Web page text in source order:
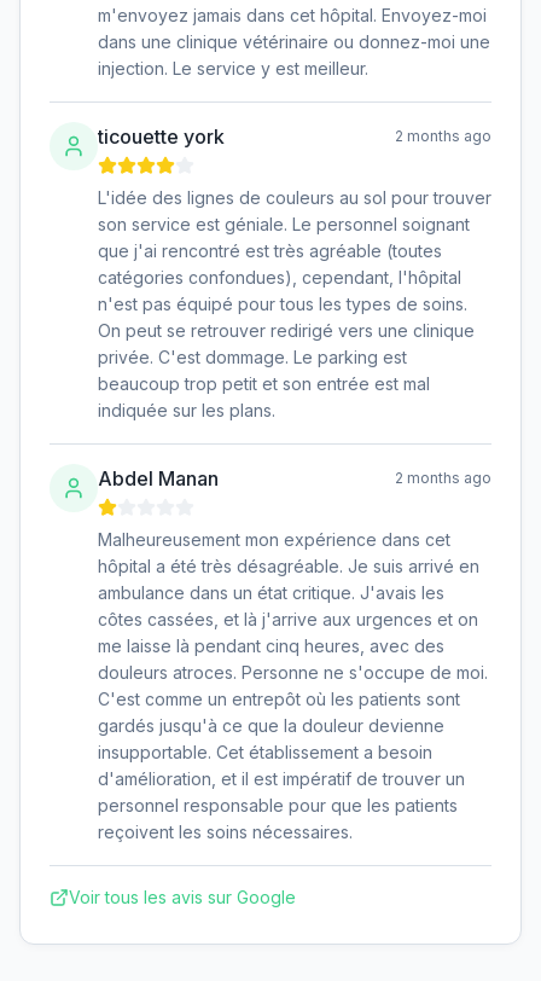
m'envoyez jamais dans cet hôpital. Envoyez-moi
dans une clinique vétérinaire ou donnez-moi une
injection. Le service y est meilleur.
ticouette york 2 months ago
L'idée des lignes de couleurs au sol pour trouver
son service est géniale. Le personnel soignant
que j'ai rencontré est très agréable (toutes
catégories confondues), cependant, l'hôpital
n'est pas équipé pour tous les types de soins.
On peut se retrouver redirigé vers une clinique
privée. C'est dommage. Le parking est
beaucoup trop petit et son entrée est mal
indiquée sur les plans.
Abdel Manan 2 months ago
Malheureusement mon expérience dans cet
hôpital a été très désagréable. Je suis arrivé en
ambulance dans un état critique. J'avais les
côtes cassées, et là j'arrive aux urgences et on
me laisse là pendant cinq heures, avec des
douleurs atroces. Personne ne s'occupe de moi.
C'est comme un entrepôt où les patients sont
gardés jusqu'à ce que la douleur devienne
insupportable. Cet établissement a besoin
d'amélioration, et il est impératif de trouver un
personnel responsable pour que les patients
reçoivent les soins nécessaires.
Voir tous les avis sur Google